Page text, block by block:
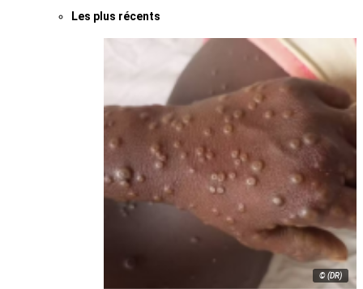
Les plus récents
© (DR)